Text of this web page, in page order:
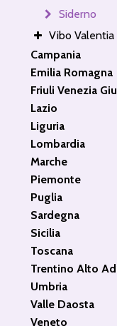
Siderno
Vibo Valentia
Campania
Emilia Romagna
Friuli Venezia
Lazio
Liguria
Lombardia
Marche
Piemonte
Puglia
Sardegna
Sicilia
Toscana
Trentino Alto
Umbria
Valle Daosta
Veneto